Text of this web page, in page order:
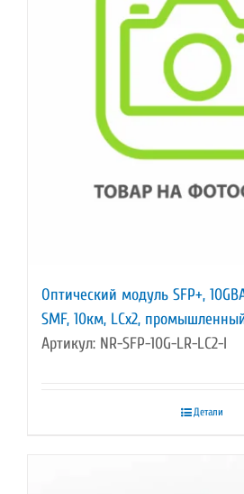
Оптический модуль SFP+,
SMF, 10км, LCx2,
Артикул: NR-SFP-10G-LR-LC2-I
Детали